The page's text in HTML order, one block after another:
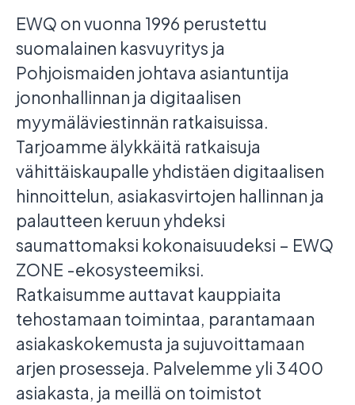
EWQ on vuonna 1996 perustettu
suomalainen kasvuyritys ja
Pohjoismaiden johtava asiantuntija
jononhallinnan ja digitaalisen
myymäläviestinnän ratkaisuissa.
Tarjoamme älykkäitä ratkaisuja
vähittäiskaupalle yhdistäen digitaalisen
hinnoittelun, asiakasvirtojen hallinnan ja
palautteen keruun yhdeksi
saumattomaksi kokonaisuudeksi – EWQ
ZONE -ekosysteemiksi.
Ratkaisumme auttavat kauppiaita
tehostamaan toimintaa, parantamaan
asiakaskokemusta ja sujuvoittamaan
arjen prosesseja. Palvelemme yli 3 400
asiakasta, ja meillä on toimistot